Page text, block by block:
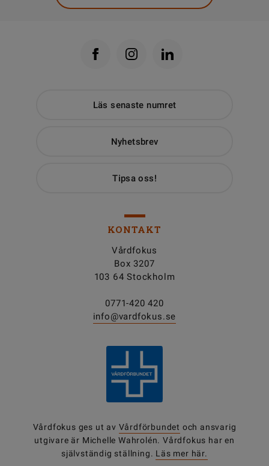
Läs senaste numret
Nyhetsbrev
Tipsa oss!
KONTAKT
Vårdfokus
Box 3207
103 64 Stockholm
0771-420 420
info@vardfokus.se
Vårdfokus ges ut av Vårdförbundet och ansvarig
utgivare är Michelle Wahrolén. Vårdfokus har en
självständig ställning. Läs mer här.